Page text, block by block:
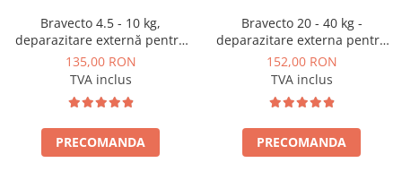
HRANĂ UMEDĂ
CONSERVE
PATE
Sam Field
SANABELLE
WHISKAS
HRANĂ UMEDĂ
SUPORT ARTICULAR
SUPORT NEURONAL
Suport pentru piele si blana
Vitamine
Bravecto 4.5 - 10 kg,
deparazitare externă pentru
câini
135,00 RON
TVA inclus
PRECOMANDA
Bravecto 20 - 40 kg -
deparazitare externa pentru
caini
152,00 RON
TVA inclus
PRECOMANDA